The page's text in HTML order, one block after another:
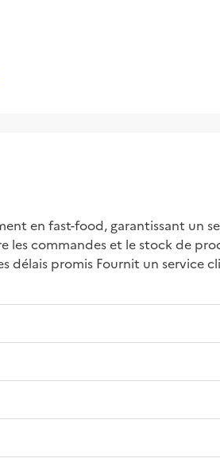
en fast-food, garantissant un
les commandes et le stock de
promis Fournit un service